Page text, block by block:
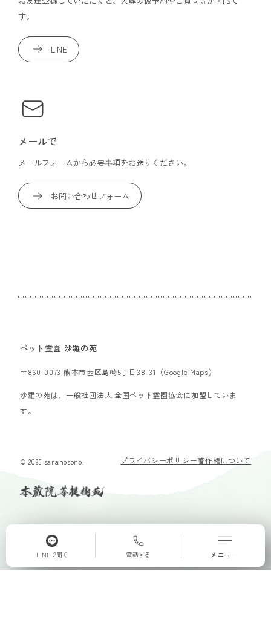
LINEで聞く 電話する メニュー
す。
LINE
メールで
メールフォームから必要事項をお送りください。
お問い合わせフォーム
ペット霊園 沙羅の苑
〒860-0073 熊本市西区島崎5丁目38-31（Google Maps）
沙羅の苑は、 一般社団法人 全国ペット霊園協会に加盟していま
す。
© 2025 saranosono. プライバシーポリシー著作権について